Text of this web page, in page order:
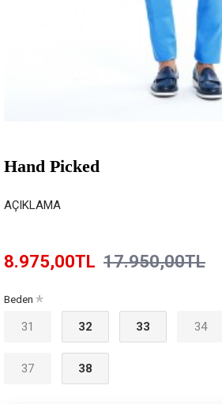
Hand Picked
AÇIKLAMA
8.975,00TL 17.950,00TL
Beden
31 32 33 34
37 38